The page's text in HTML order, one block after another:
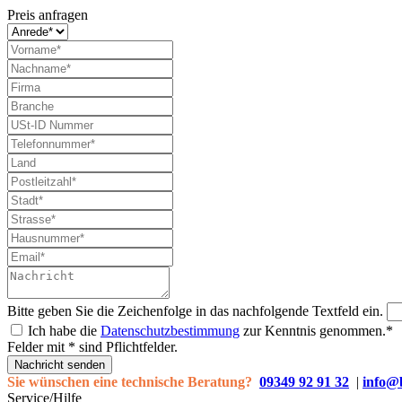
Preis anfragen
Bitte geben Sie die Zeichenfolge in das nachfolgende Textfeld ein.
Ich habe die Datenschutzbestimmung zur Kenntnis genommen.*
Felder mit * sind Pflichtfelder.
Nachricht senden
Sie wünschen eine technische Beratung? 09349 92 91 32 |
Service/Hilfe